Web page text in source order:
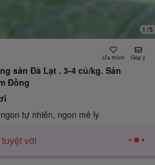
1 /5
đã mua đánh giá
Góp ý
sản Đà Lạt . 3-4 củ/kg. Sản
Đồng
tự nhiên, ngon mê ly
vời